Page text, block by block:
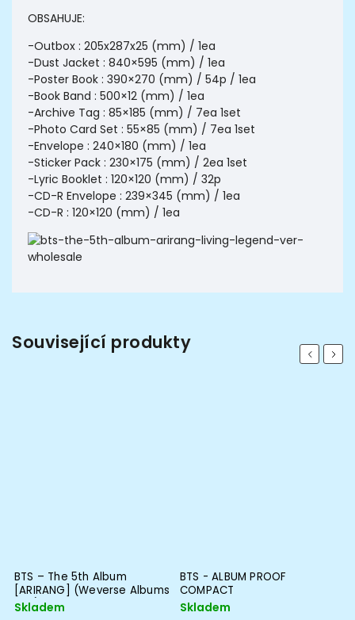
OBSAHUJE:
-Outbox : 205x287x25 (mm) / 1ea
-Dust Jacket : 840×595 (mm) / 1ea
-Poster Book : 390×270 (mm) / 54p / 1ea
-Book Band : 500×12 (mm) / 1ea
-Archive Tag : 85×185 (mm) / 7ea 1set
-Photo Card Set : 55×85 (mm) / 7ea 1set
-Envelope : 240×180 (mm) / 1ea
-Sticker Pack : 230×175 (mm) / 2ea 1set
-Lyric Booklet : 120×120 (mm) / 32p
-CD-R Envelope : 239×345 (mm) / 1ea
-CD-R : 120×120 (mm) / 1ea
Související produkty Previous
BTS – The 5th Album
[ARIRANG] (Weverse Albums
ver.)
Skladem
BTS - ALBUM PROOF
COMPACT
Skladem
Next